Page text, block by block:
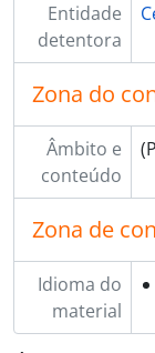
Entidade
detentora
Zona do
Âmbito e
conteúdo
Zona de
Idioma do
material